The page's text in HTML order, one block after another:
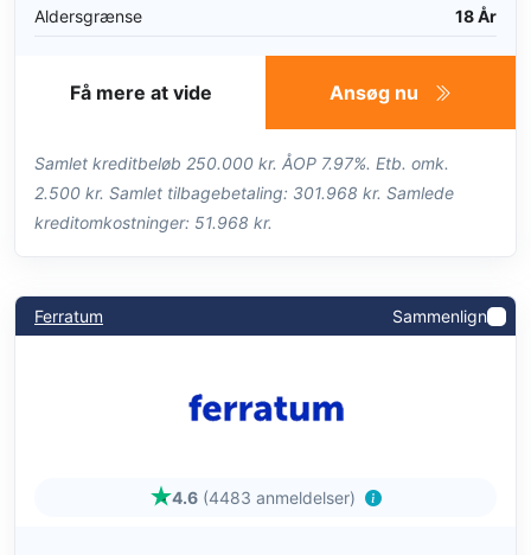
Aldersgrænse
18 År
Ansøg nu
Få mere at vide
Samlet kreditbeløb 250.000 kr. ÅOP 7.97%. Etb. omk.
2.500 kr. Samlet tilbagebetaling: 301.968 kr. Samlede
kreditomkostninger: 51.968 kr.
Ferratum Sammenlign
4.6 (4483 anmeldelser)